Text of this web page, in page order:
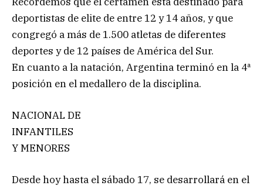
deportistas de elite de entre 12 y 14 años, y que
congregó a más de 1.500 atletas de diferentes
deportes y de 12 países de América del Sur.
En cuanto a la natación, Argentina terminó en la 4ª
posición en el medallero de la disciplina.
NACIONAL DE
INFANTILES
Y MENORES
Desde hoy hasta el sábado 17, se desarrollará en el